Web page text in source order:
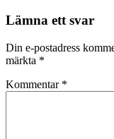
Lämna ett svar
Din e-postadress
märkta *
Kommentar *